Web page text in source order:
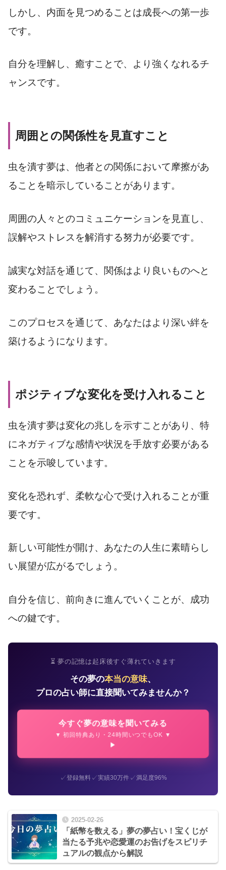
しかし、内面を見つめることは成長への第一歩
です。
自分を理解し、癒すことで、より強くなれるチ
ャンスです。
周囲との関係性を見直すこと
虫を潰す夢は、他者との関係において摩擦があ
ることを暗示していることがあります。
周囲の人々とのコミュニケーションを見直し、
誤解やストレスを解消する努力が必要です。
誠実な対話を通じて、関係はより良いものへと
変わることでしょう。
このプロセスを通じて、あなたはより深い絆を
築けるようになります。
ポジティブな変化を受け入れること
虫を潰す夢は変化の兆しを示すことがあり、特
にネガティブな感情や状況を手放す必要がある
ことを示唆しています。
変化を恐れず、柔軟な心で受け入れることが重
要です。
新しい可能性が開け、あなたの人生に素晴らし
い展望が広がるでしょう。
自分を信じ、前向きに進んでいくことが、成功
への鍵です。
⏳ 夢の記憶は起床後すぐ薄れていきます
その夢の本当の意味、
プロの占い師に直接聞いてみませんか？
今すぐ夢の意味を聞いてみる
▼ 初回特典あり・24時間いつでもOK ▼
✓登録無料✓実績30万件✓満足度96%
2025-02-26
「紙幣を数える」夢の夢占い！宝くじが
当たる予兆や恋愛運のお告げをスピリチ
ュアルの観点から解説